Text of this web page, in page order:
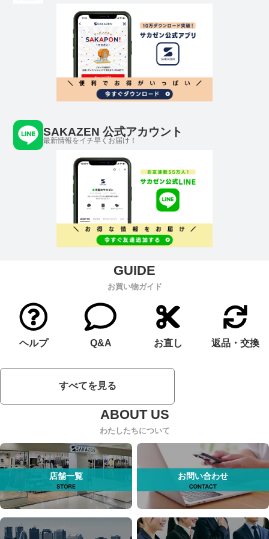
SAKAZEN 公式アカウント
最新情報をイチ早くお届け！
お買い物ガイド
ヘルプ Q&A お直し 返品・交換
すべてを見る
わたしたちについて
店舗一覧 お問い合わせ